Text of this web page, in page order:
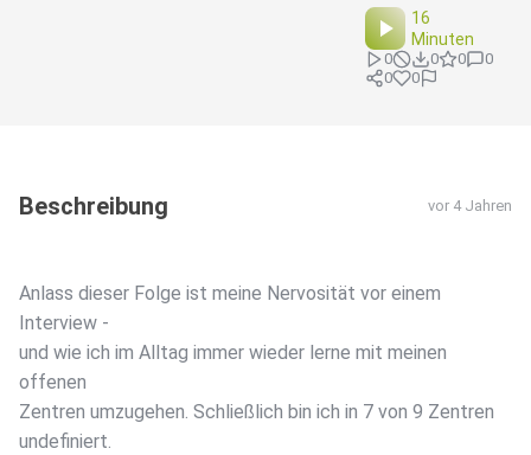
16
Minuten
0 0 0
0
0
0
Beschreibung vor 4 Jahren
Anlass dieser Folge ist meine Nervosität vor einem
Interview -
und wie ich im Alltag immer wieder lerne mit meinen
offenen
Zentren umzugehen. Schließlich bin ich in 7 von 9 Zentren
undefiniert.